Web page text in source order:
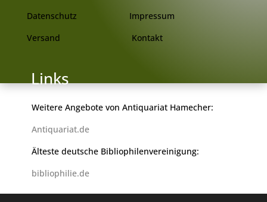
Datenschutz
Impressum
Versand
Kontakt
Links
Weitere Angebote von Antiquariat Hamecher:
Antiquariat.de
Älteste deutsche Bibliophilenvereinigung:
bibliophilie.de